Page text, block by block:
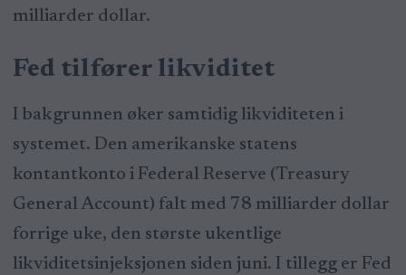
milliarder dollar.
Fed tilfører likviditet
I bakgrunnen øker samtidig likviditeten i
systemet. Den amerikanske statens
kontantkonto i Federal Reserve (Treasury
General Account) falt med 78 milliarder dollar
forrige uke, den største ukentlige
likviditetsinjeksjonen siden juni. I tillegg er Fed